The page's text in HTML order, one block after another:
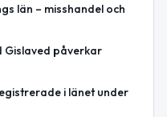
län – misshandel och
Gislaved påverkar
i länet under